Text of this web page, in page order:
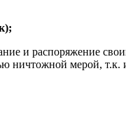
и распоряжение
мерой, т.к.